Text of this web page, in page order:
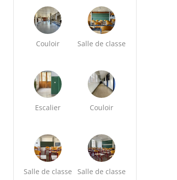
Couloir Salle de classe
Escalier Couloir
Salle de classe Salle de classe